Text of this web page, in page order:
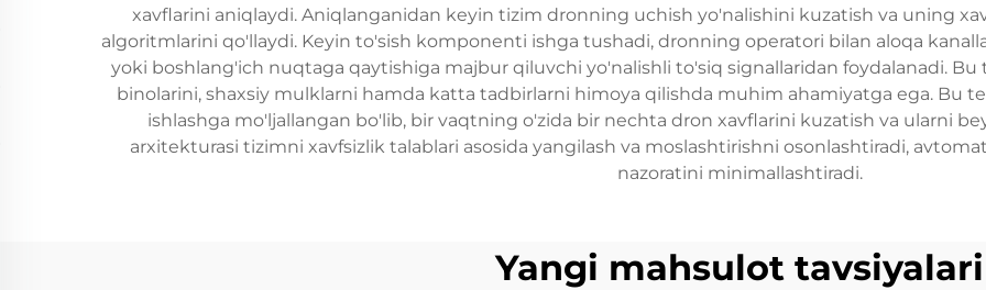
xavflarini aniqlaydi. Aniqlanganidan keyin tizim dronning uchish yo'nalishini kuzatish va uning
algoritmlarini qo'llaydi. Keyin to'sish komponenti ishga tushadi, dronning operatori bilan aloqa
yoki boshlang'ich nuqtaga qaytishiga majbur qiluvchi yo'nalishli to'siq signallaridan foydalanadi.
binolarini, shaxsiy mulklarni hamda katta tadbirlarni himoya qilishda muhim ahamiyatga ega. Bu
ishlashga mo'ljallangan bo'lib, bir vaqtning o'zida bir nechta dron xavflarini kuzatish va ularni
arxitekturasi tizimni xavfsizlik talablari asosida yangilash va moslashtirishni osonlashtiradi,
nazoratini minimallashtiradi.
Yangi mahsulot tavsiyalari